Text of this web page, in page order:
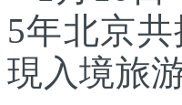
5年北京
現入境旅